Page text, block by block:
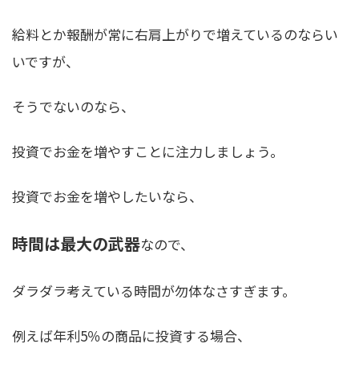
給料とか報酬が常に右肩上がりで増えているのならい
いですが、
そうでないのなら、
投資でお金を増やすことに注力しましょう。
投資でお金を増やしたいなら、
時間は最大の武器なので、
ダラダラ考えている時間が勿体なさすぎます。
例えば年利5％の商品に投資する場合、